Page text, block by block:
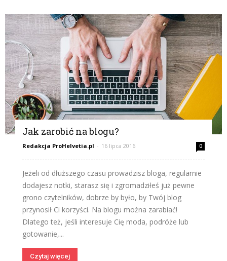
Jak zarobić na blogu?
Redakcja ProHelvetia.pl - 16 lipca 2016 0
Jeżeli od dłuższego czasu prowadzisz bloga, regularnie
dodajesz notki, starasz się i zgromadziłeś już pewne
grono czytelników, dobrze by było, by Twój blog
przynosił Ci korzyści. Na blogu można zarabiać!
Dlatego też, jeśli interesuje Cię moda, podróże lub
gotowanie,...
Czytaj więcej